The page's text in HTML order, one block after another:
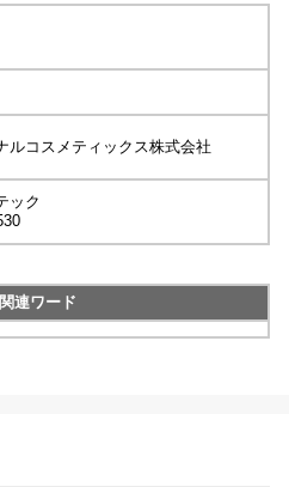
ルコスメティックス株式会社
ック
連ワード